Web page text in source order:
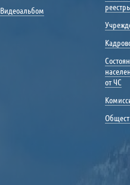
Видеоальбом
от ЧС